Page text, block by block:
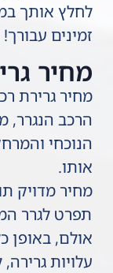
לחלץ אותך
זמינים עבורך!
מחיר
מחיר גרירת
הרכב הנגרר,
הנוכחי
אותו.
מחיר מדויק
תפרט לגרר
אולם, באופן
עלויות